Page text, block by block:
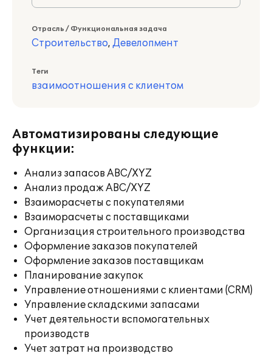
Отрасль / Функциональная задача
Строительство, Девелопмент
Теги
взаимоотношения с клиентом
Автоматизированы следующие
функции:
Анализ запасов ABC/XYZ
Анализ продаж ABC/XYZ
Взаиморасчеты с покупателями
Взаиморасчеты с поставщиками
Организация строительного производства
Оформление заказов покупателей
Оформление заказов поставщикам
Планирование закупок
Управление отношениями с клиентами (CRM)
Управление складскими запасами
Учет деятельности вспомогательных
производств
Учет затрат на производство